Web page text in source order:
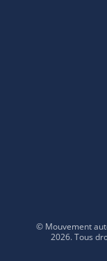
© Mouvement
2026. Tous